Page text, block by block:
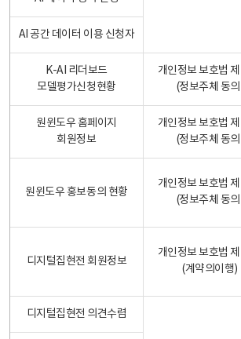
AI 공간 데이터 이용 신청자
K-AI 리더보드
모델평가신청현황
개인정보 보호법
(정보주체 동
원윈도우 홈페이지
회원정보
개인정보 보호법
(정보주체 동
원윈도우 홍보동의 현황
개인정보 보호법
(정보주체 동
디지털집현전 회원정보
개인정보 보호법
(계약의이행)
디지털집현전 의견수렴